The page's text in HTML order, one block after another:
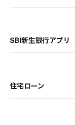
SBI新生銀行アプリ
住宅ローン